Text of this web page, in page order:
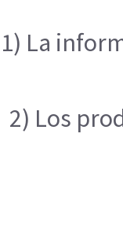
1) La
2) Los